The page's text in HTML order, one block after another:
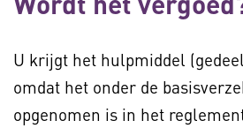
U krijgt het hulpmiddel
omdat het onder de
opgenomen is in het